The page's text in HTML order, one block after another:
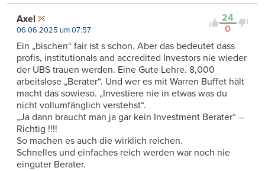
24
0
Axel
06.06.2025 um 07:57
Ein „bischen“ fair ist s schon. Aber das bedeutet dass
profis, institutionals and accredited Investors nie wieder
der UBS trauen werden. Eine Gute Lehre. 8,000
arbeitslose „Berater“. Und wer es mit Warren Buffet hält
macht das sowieso. „Investiere nie in etwas was du
nicht vollumfänglich verstehst“.
„Ja dann braucht man ja gar kein Investment Berater“ –
Richtig !!!!
So machen es auch die wirklich reichen.
Schnelles und einfaches reich werden war noch nie
einguter Berater.